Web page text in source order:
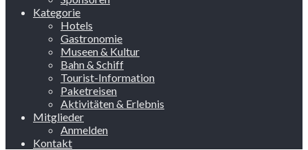
Kategorie
Hotels
Gastronomie
Museen & Kultur
Bahn & Schiff
Tourist-Information
Paketreisen
Aktivitäten & Erlebnis
Mitglieder
Anmelden
Kontakt